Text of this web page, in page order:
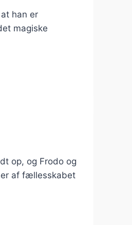
han er
magiske
op, og Frodo og
af fællesskabet